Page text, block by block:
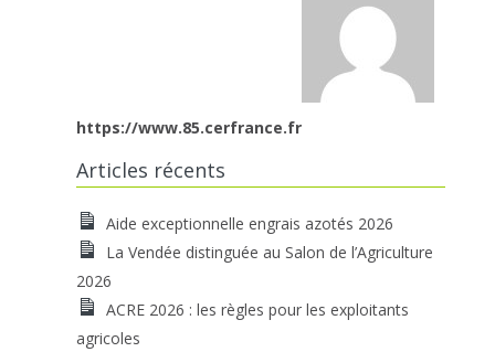
https://www.85.cerfrance.fr
Articles récents
Aide exceptionnelle engrais azotés 2026
La Vendée distinguée au Salon de l’Agriculture
2026
ACRE 2026 : les règles pour les exploitants
agricoles